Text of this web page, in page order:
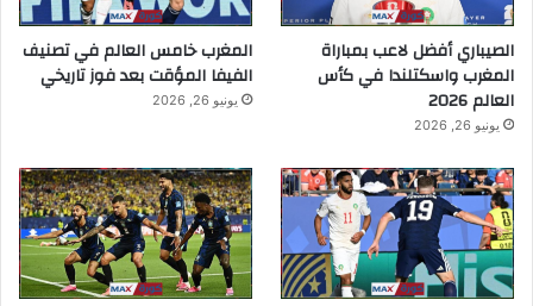
الصيباري أفضل لاعب بمباراة
المغرب واسكتلندا في كأس
العالم 2026
يونيو 26, 2026
المغرب خامس العالم في تصنيف
الفيفا المؤقت بعد فوز تاريخي
يونيو 26, 2026